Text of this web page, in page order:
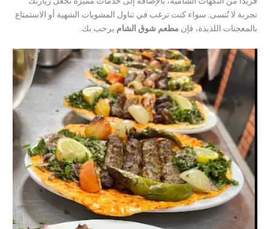
تجربة لا تُنسى. سواء كنت ترغب في تناول المشويات الشهية أو الاستمتاع
بالمعجنات اللذيذة، فإن مطعم شوق الشام يرحب بك.